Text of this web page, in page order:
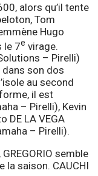
alors qu’il tente
Tom
Hugo
le 7e virage.
– Pirelli)
dans son dos
au second
il est
– Pirelli), Kevin
DE LA VEGA
– Pirelli).
semble
la saison. CAUCHI